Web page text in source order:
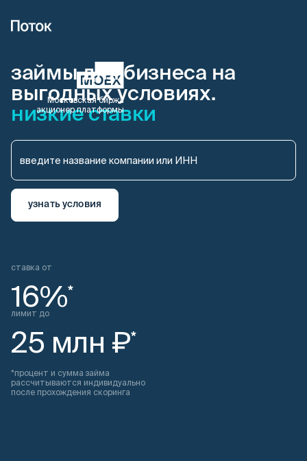
займы для бизнеса на
выгодных условиях.
низкие ставки
ставка от
16%*
лимит до
25 млн ₽*
*процент и сумма займа
рассчитываются индивидуально
после прохождения скоринга
Московская биржа
акционер платформы